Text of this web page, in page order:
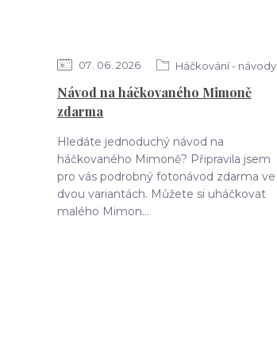
07 06 2026 Háčkování - návody
Návod na háčkovaného Mimoně
zdarma
Hledáte jednoduchý návod na
háčkovaného Mimoně? Připravila jsem
pro vás podrobný fotonávod zdarma ve
dvou variantách. Můžete si uháčkovat
malého Mimon...